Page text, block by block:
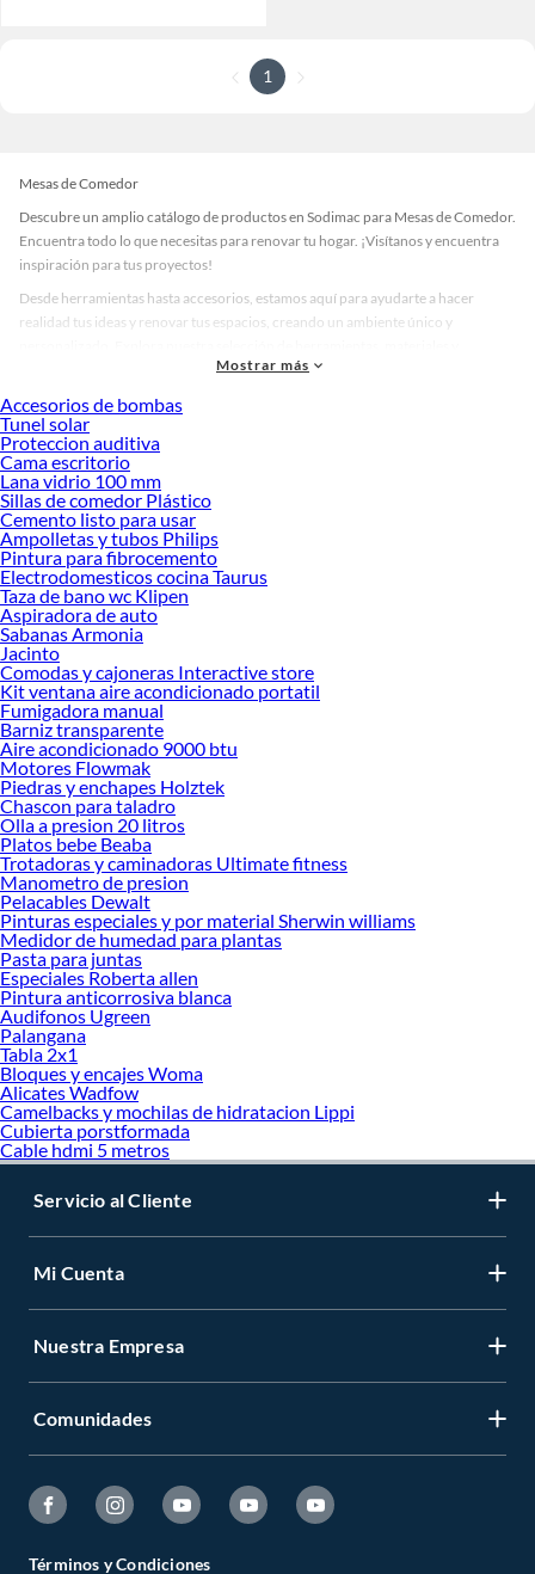
1
Mesas de Comedor
Descubre un amplio catálogo de productos en Sodimac para Mesas de Comedor.
Encuentra todo lo que necesitas para renovar tu hogar. ¡Visítanos y encuentra
inspiración para tus proyectos!
Desde herramientas hasta accesorios, estamos aquí para ayudarte a hacer
realidad tus ideas y renovar tus espacios, creando un ambiente único y
accesorios de calidad que te ayudarán a crear un espacio más tú.
Desde remodelaciones hasta proyectos de decoración, estamos aquí para hacer
tus ideas realidad. ¡Visítanos y encuentra todo lo que tenemos para ofrecerte en
Mesas de Comedor!
Explora la variedad de productos de Mesas de Comedor en Sodimac
Herramientas, materiales y accesorios de calidad para tus proyectos y
renovación de espacios. ¡Visítanos y descubre todo lo que tenemos para
ofrecerte!
Encuentra una amplia variedad de productos de Mesas de Comedor en Sodimac.
Encuentra todo lo necesario para tus proyectos de renovación y decoración.
¡Visítanos y haz tus ideas realidad!
Mostrar más
Accesorios de bombas
Tunel solar
Proteccion auditiva
Cama escritorio
Lana vidrio 100 mm
Sillas de comedor Plástico
Cemento listo para usar
Ampolletas y tubos Philips
Pintura para fibrocemento
Electrodomesticos cocina Taurus
Taza de bano wc Klipen
Aspiradora de auto
Sabanas Armonia
Jacinto
Comodas y cajoneras Interactive store
Kit ventana aire acondicionado portatil
Fumigadora manual
Barniz transparente
Aire acondicionado 9000 btu
Motores Flowmak
Piedras y enchapes Holztek
Chascon para taladro
Olla a presion 20 litros
Platos bebe Beaba
Trotadoras y caminadoras Ultimate fitness
Manometro de presion
Pelacables Dewalt
Pinturas especiales y por material Sherwin williams
Medidor de humedad para plantas
Pasta para juntas
Especiales Roberta allen
Pintura anticorrosiva blanca
Audifonos Ugreen
Palangana
Tabla 2x1
Bloques y encajes Woma
Alicates Wadfow
Camelbacks y mochilas de hidratacion Lippi
Cubierta porstformada
Cable hdmi 5 metros
Servicio al Cliente
Mi Cuenta
Nuestra Empresa
Comunidades
Términos y Condiciones